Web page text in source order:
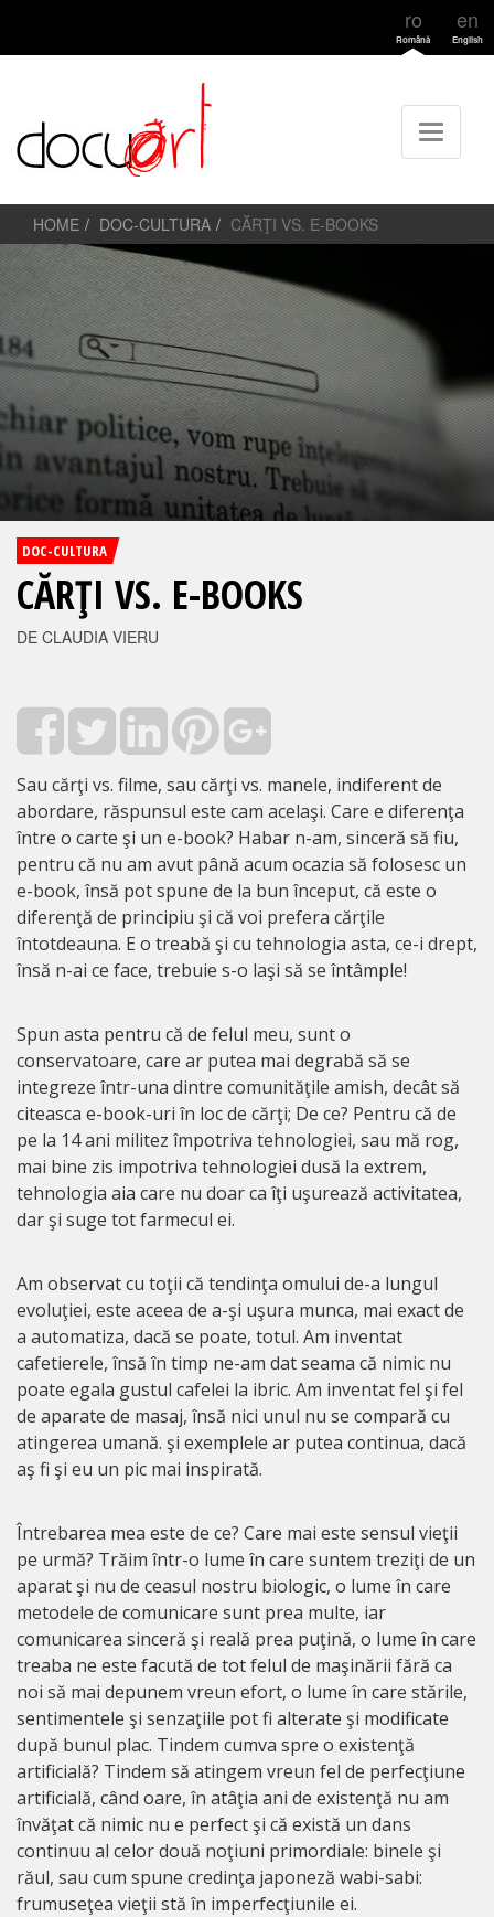
ro
Română
en
English
HOME DOC-CULTURA CĂRŢI VS. E-BOOKS
DOC-CULTURA
CĂRŢI VS. E-BOOKS
DE CLAUDIA VIERU
Sau cărţi vs. filme, sau cărţi vs. manele, indiferent de
abordare, răspunsul este cam acelaşi. Care e diferenţa
între o carte şi un e-book? Habar n-am, sinceră să fiu,
pentru că nu am avut până acum ocazia să folosesc un
e-book, însă pot spune de la bun început, că este o
diferenţă de principiu şi că voi prefera cărţile
întotdeauna. E o treabă şi cu tehnologia asta, ce-i drept,
însă n-ai ce face, trebuie s-o laşi să se întâmple!
Spun asta pentru că de felul meu, sunt o
conservatoare, care ar putea mai degrabă să se
integreze într-una dintre comunităţile amish, decât să
citeasca e-book-uri în loc de cărţi; De ce? Pentru că de
pe la 14 ani militez împotriva tehnologiei, sau mă rog,
mai bine zis impotriva tehnologiei dusă la extrem,
tehnologia aia care nu doar ca îţi uşurează activitatea,
dar şi suge tot farmecul ei.
Am observat cu toţii că tendinţa omului de-a lungul
evoluţiei, este aceea de a-şi uşura munca, mai exact de
a automatiza, dacă se poate, totul. Am inventat
cafetierele, însă în timp ne-am dat seama că nimic nu
poate egala gustul cafelei la ibric. Am inventat fel şi fel
de aparate de masaj, însă nici unul nu se compară cu
atingerea umană. şi exemplele ar putea continua, dacă
aş fi şi eu un pic mai inspirată.
Întrebarea mea este de ce? Care mai este sensul vieţii
pe urmă? Trăim într-o lume în care suntem treziţi de un
aparat şi nu de ceasul nostru biologic, o lume în care
metodele de comunicare sunt prea multe, iar
comunicarea sinceră şi reală prea puţină, o lume în care
treaba ne este facută de tot felul de maşinării fără ca
noi să mai depunem vreun efort, o lume în care stările,
sentimentele şi senzaţiile pot fi alterate şi modificate
după bunul plac. Tindem cumva spre o existenţă
artificială? Tindem să atingem vreun fel de perfecţiune
artificială, când oare, în atâţia ani de existenţă nu am
învăţat că nimic nu e perfect şi că există un dans
continuu al celor două noţiuni primordiale: binele şi
răul, sau cum spune credinţa japoneză wabi-sabi:
frumuseţea vieţii stă în imperfecţiunile ei.